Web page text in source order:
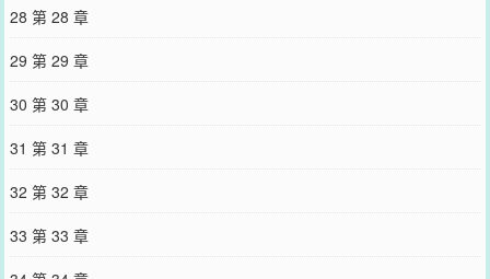
28 第 28 章
29 第 29 章
30 第 30 章
31 第 31 章
32 第 32 章
33 第 33 章